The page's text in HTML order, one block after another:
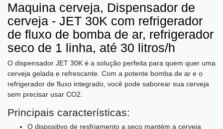
Maquina cerveja, Dispensador de
cerveja - JET 30K com refrigerador
de fluxo de bomba de ar, refrigerador
seco de 1 linha, até 30 litros/h
O dispensador JET 30K é a solução perfeita para quem quer uma
cerveja gelada e refrescante. Com a potente bomba de ar e o
refrigerador de fluxo integrado, você pode saborear sua cerveja
sem precisar usar CO2.
Principais características:
O dispositivo de resfriamento a seco mantém a cerveja